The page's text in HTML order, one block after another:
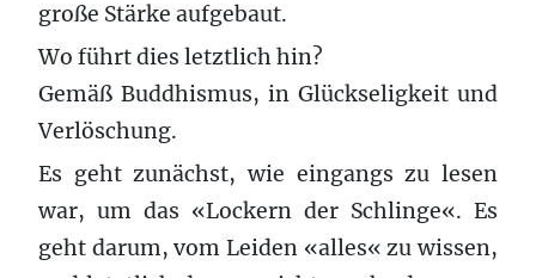
große Stärke aufgebaut.
Wo führt dies letztlich hin?
Gemäß Buddhismus, in Glückseligkeit und
Verlöschung.
Es geht zunächst, wie eingangs zu lesen
war, um das «Lockern der Schlinge«. Es
geht darum, vom Leiden «alles« zu wissen,